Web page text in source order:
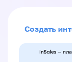
Создать